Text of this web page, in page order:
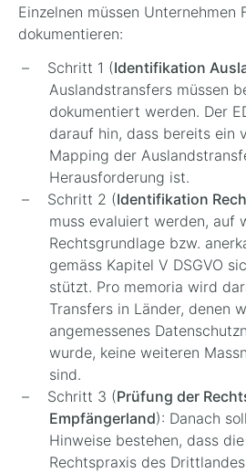
Einzelnen müssen Unternehmen
dokumentieren:
Schritt 1 (Identifikation
Auslandstransfers müssen
dokumentiert werden. Der
darauf hin, dass bereits ein
Mapping der
Herausforderung ist.
Schritt 2 (Identifikation
muss evaluiert werden, auf
Rechtsgrundlage bzw.
gemäss Kapitel V DSGVO
stützt. Pro memoria wird
Transfers in Länder, denen
angemessenes
wurde, keine weiteren
sind.
Schritt 3 (Prüfung der
Empfängerland): Danach
Hinweise bestehen, dass
Rechtspraxis des